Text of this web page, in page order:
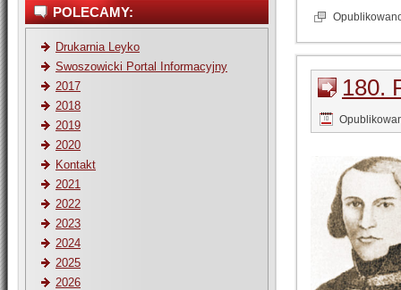
POLECAMY:
Drukarnia Leyko
Swoszowicki Portal Informacyjny
2017
2018
2019
2020
Kontakt
2021
2022
2023
2024
2025
2026
180.